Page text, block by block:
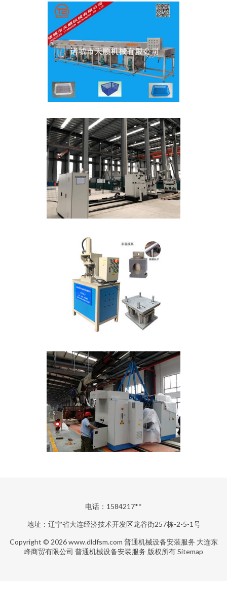
电话：1584217**
地址：辽宁省大连经济技术开发区龙谷街257栋-2-5-1号
Copyright © 2026www.dldfsm.com 普通机械设备安装服务 大连东
峰商贸有限公司 普通机械设备安装服务 版权所有Sitemap